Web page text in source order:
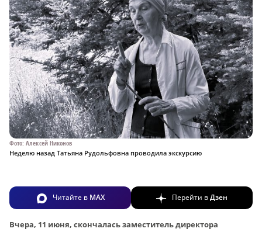
Фото: Алексей Никонов
Неделю назад Татьяна Рудольфовна проводила экскурсию
Читайте в MAX Перейти вДзен
Вчера, 11 июня, скончалась заместитель директора